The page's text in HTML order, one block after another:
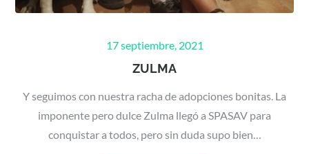
Posted
17 septiembre, 2021
ZULMA
Y seguimos con nuestra racha de adopciones bonitas. La
imponente pero dulce Zulma llegó a SPASAV para
conquistar a todos, pero sin duda supo bien…